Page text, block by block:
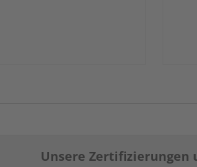
Unsere Zertifizierungen